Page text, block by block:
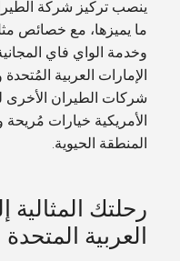
ينصب تركيز شركة
ما يميزها، مع خصائص
الإمارات العربية
شركات الطيران الأخرى
الأمريكية خيارات
المنطقة الحيوية.
رحلتك المثالية
العربية المتحدة